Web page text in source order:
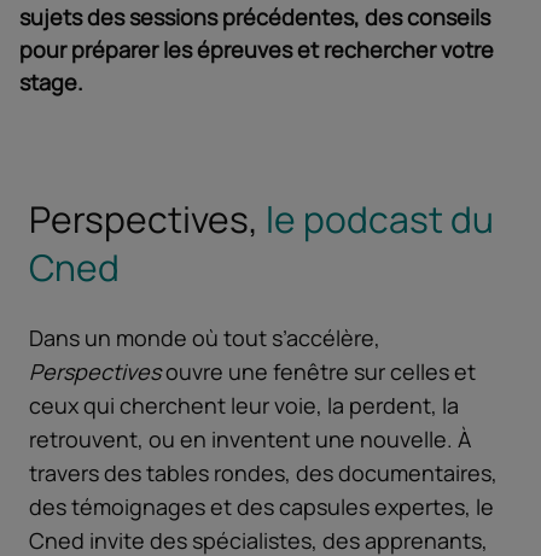
sujets des sessions précédentes, des conseils
pour préparer les épreuves et rechercher votre
stage.
Perspectives, le podcast du
Cned
Dans un monde où tout s’accélère,
Perspectivesouvre une fenêtre sur celles et
ceux qui cherchent leur voie, la perdent, la
retrouvent, ou en inventent une nouvelle. À
travers des tables rondes, des documentaires,
des témoignages et des capsules expertes, le
Cned invite des spécialistes, des apprenants,